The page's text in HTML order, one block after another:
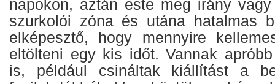
napokon, aztán este meg irány
szurkolói zóna és utána hatalmas
elképesztő, hogy mennyire
eltölteni egy kis időt. Vannak
is, például csináltak kiállítást a